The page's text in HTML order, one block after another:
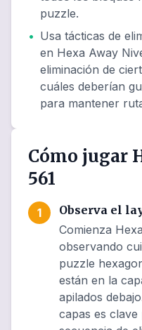
puzzle.
• Usa tácticas de
en Hexa Away
eliminación de
cuáles deberían
para mantener
Cómo jugar
561
1
Observa el
Comienza
observando
puzzle
están en la
apilados
capas es